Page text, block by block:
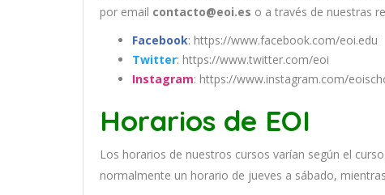
por email contacto@eoi.es o a través de nuestras
Facebook: https://www.facebook.com/eoi.edu
Twitter: https://www.twitter.com/eoi
Instagram: https://www.instagram.com/
Horarios de EOI
Los horarios de nuestros cursos varían según el curso
normalmente un horario de jueves a sábado, mientras